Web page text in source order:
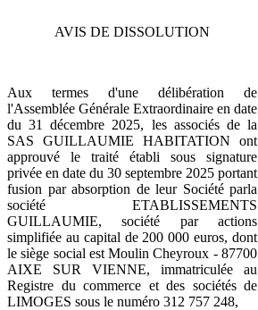
AVIS DE DISSOLUTION
Aux termes d'une délibération de
l'Assemblée Générale Extraordinaire en date
du 31 décembre 2025, les associés de la
SAS GUILLAUMIE HABITATION ont
approuvé le traité établi sous signature
privée en date du 30 septembre 2025 portant
fusion par absorption de leur Société parla
société ETABLISSEMENTS
GUILLAUMIE, société par actions
simplifiée au capital de 200 000 euros, dont
le siège social est Moulin Cheyroux - 87700
AIXE SUR VIENNE, immatriculée au
Registre du commerce et des sociétés de
LIMOGES sous le numéro 312 757 248,